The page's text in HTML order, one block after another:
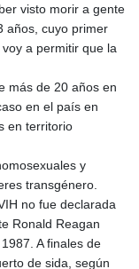
visto morir a gente
años, cuyo primer
a permitir que la
más de 20 años en
en el país en
en territorio
y
transgénero.
no fue declarada
Ronald Reagan
A finales de
de sida, según